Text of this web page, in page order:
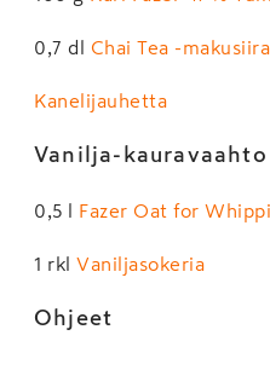
0,7 dl Chai Tea -
Kanelijauhetta
Vanilja-kauravaahto
0,5 l Fazer Oat for
1 rkl Vaniljasokeria
Ohjeet